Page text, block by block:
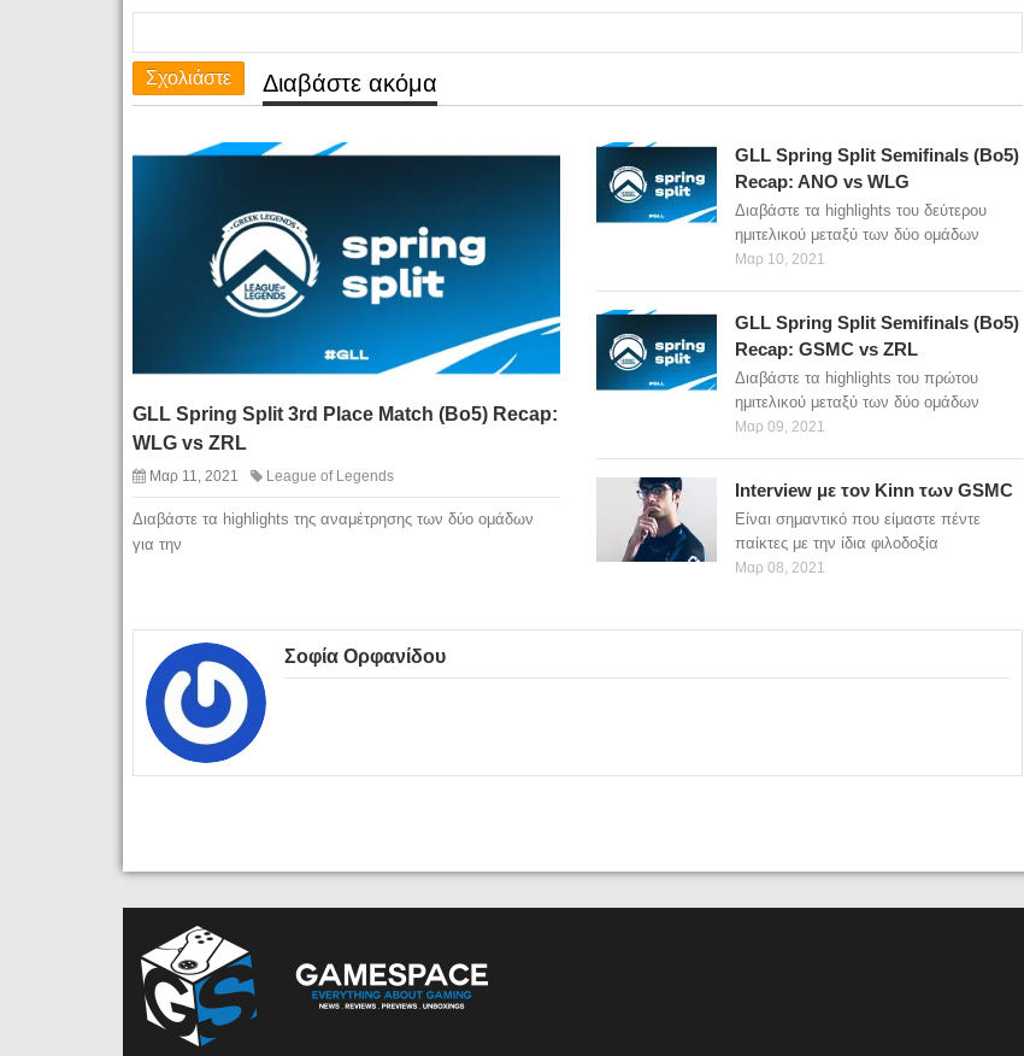
Σχολιάστε Διαβάστε ακόμα
GLL Spring Split 3rd Place Match (Bo5) Recap:
WLG vs ZRL
Μαρ 11, 2021 League of Legends
Διαβάστε τα highlights της αναμέτρησης των δύο ομάδων
για την
GLL Spring Split Semifinals (Bo5)
Recap: ANO vs WLG
Διαβάστε τα highlights του δεύτερου
ημιτελικού μεταξύ των δύο ομάδων
Μαρ 10, 2021
GLL Spring Split Semifinals (Bo5)
Recap: GSMC vs ZRL
Διαβάστε τα highlights του πρώτου
ημιτελικού μεταξύ των δύο ομάδων
Μαρ 09, 2021
Interview με τον Kinn των GSMC
Eίναι σημαντικό που είμαστε πέντε
παίκτες με την ίδια φιλοδοξία
Μαρ 08, 2021
Σοφία Ορφανίδου